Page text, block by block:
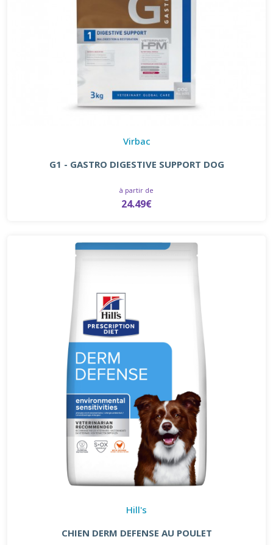
Virbac
G1 - GASTRO DIGESTIVE SUPPORT DOG
à partir de
24.49€
Hill's
CHIEN DERM DEFENSE AU POULET